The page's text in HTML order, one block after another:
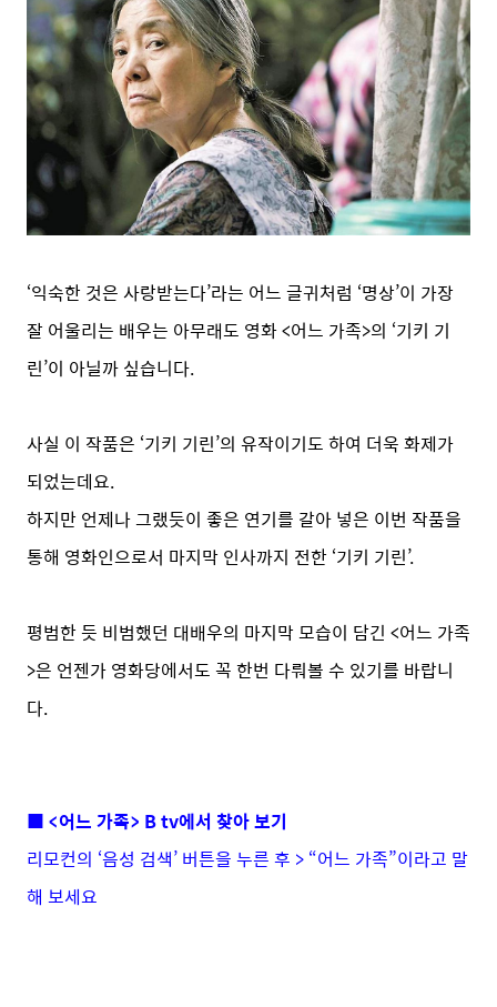
‘익숙한 것은 사랑받는다’라는 어느 글귀처럼 ‘명상’이 가장
잘 어울리는 배우는 아무래도 영화 <어느 가족>의 ‘기키 기
린’이 아닐까 싶습니다.
사실 이 작품은 ‘기키 기린’의 유작이기도 하여 더욱 화제가
되었는데요.
하지만 언제나 그랬듯이 좋은 연기를 갈아 넣은 이번 작품을
통해 영화인으로서 마지막 인사까지 전한 ‘기키 기린’.
평범한 듯 비범했던 대배우의 마지막 모습이 담긴 <어느 가족
>은 언젠가 영화당에서도 꼭 한번 다뤄볼 수 있기를 바랍니
다.
■ <어느 가족> B tv에서 찾아 보기
리모컨의 ‘음성 검색’ 버튼을 누른 후 > “어느 가족”이라고 말
해 보세요